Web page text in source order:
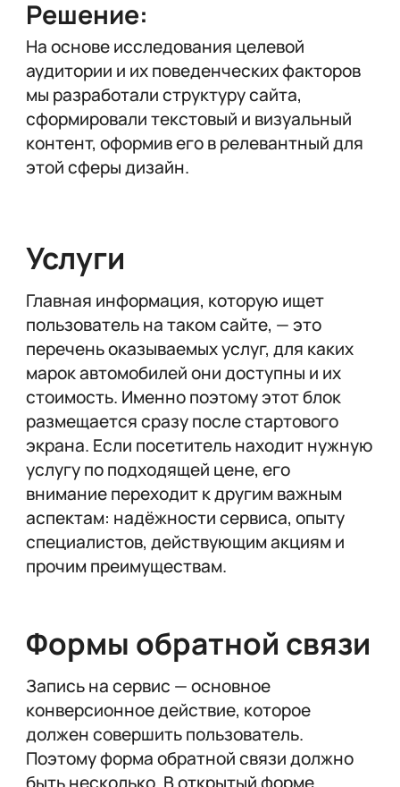
Решение:
На основе исследования целевой
аудитории и их поведенческих факторов
мы разработали структуру сайта,
сформировали текстовый и визуальный
контент, оформив его в релевантный для
этой сферы дизайн.
Услуги
Главная информация, которую ищет
пользователь на таком сайте, — это
перечень оказываемых услуг, для каких
марок автомобилей они доступны и их
стоимость. Именно поэтому этот блок
размещается сразу после стартового
экрана. Если посетитель находит нужную
услугу по подходящей цене, его
внимание переходит к другим важным
аспектам: надёжности сервиса, опыту
специалистов, действующим акциям и
прочим преимуществам.
Формы обратной связи
Запись на сервис — основное
конверсионное действие, которое
должен совершить пользователь.
Поэтому форма обратной связи должно
быть несколько. В открытый форме